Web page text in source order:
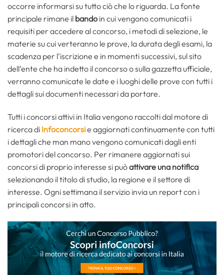
occorre informarsi su tutto ciò che lo riguarda. La fonte
principale rimane il bando in cui vengono comunicati i
requisiti per accedere al concorso, i metodi di selezione, le
materie su cui verteranno le prove, la durata degli esami, la
scadenza per l’iscrizione e in momenti successivi, sul sito
dell’ente che ha indetto il concorso o sulla gazzetta ufficiale,
verranno comunicate le date e i luoghi delle prove con tutti i
dettagli sui documenti necessari da portare.
Tutti i concorsi attivi in Italia vengono raccolti dal motore di
ricerca di Infoconcorsie aggiornati continuamente con tutti
i dettagli che man mano vengono comunicati dagli enti
promotori del concorso. Per rimanere aggiornati sui
concorsi di proprio interesse si puòattivare una notifica
selezionando il titolo di studio, la regione e il settore di
interesse. Ogni settimana il servizio invia un report con i
principali concorsi in atto.